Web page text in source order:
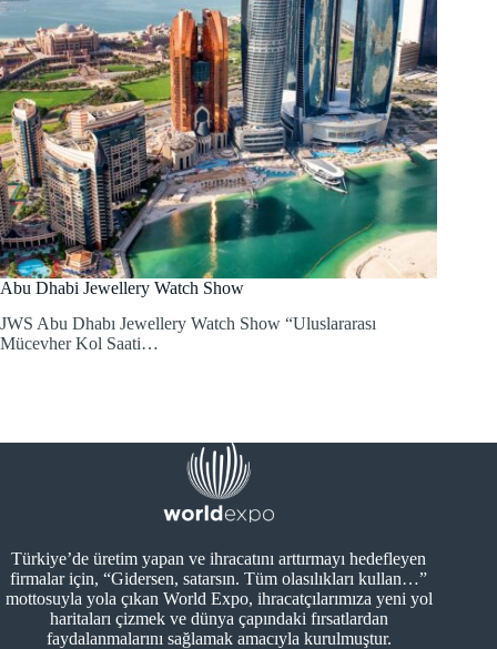
Abu Dhabi Jewellery Watch Show
JWS Abu Dhabı Jewellery Watch Show “Uluslararası
Mücevher Kol Saati…
Türkiye’de üretim yapan ve ihracatını arttırmayı hedefleyen
firmalar için, “Gidersen, satarsın. Tüm olasılıkları kullan…”
mottosuyla yola çıkan World Expo, ihracatçılarımıza yeni yol
haritaları çizmek ve dünya çapındaki fırsatlardan
faydalanmalarını sağlamak amacıyla kurulmuştur.